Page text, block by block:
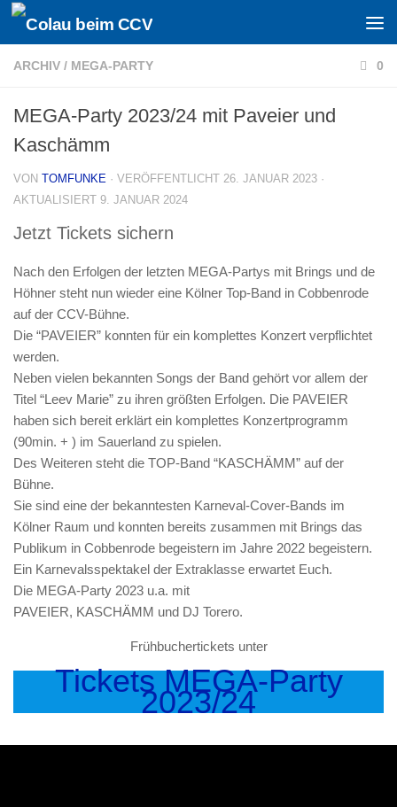
Zum Inhalt springen
ARCHIV / MEGA-PARTY 0
MEGA-Party 2023/24 mit Paveier und
Kaschämm
VON TOMFUNKE · VERÖFFENTLICHT 26. JANUAR 2023 ·
AKTUALISIERT 9. JANUAR 2024
Jetzt Tickets sichern
Nach den Erfolgen der letzten MEGA-Partys mit Brings und de
Höhner steht nun wieder eine Kölner Top-Band in Cobbenrode
auf der CCV-Bühne.
Die “PAVEIER” konnten für ein komplettes Konzert verpflichtet
werden.
Neben vielen bekannten Songs der Band gehört vor allem der
Titel “Leev Marie” zu ihren größten Erfolgen. Die PAVEIER
haben sich bereit erklärt ein komplettes Konzertprogramm
(90min. + ) im Sauerland zu spielen.
Des Weiteren steht die TOP-Band “KASCHÄMM” auf der
Bühne.
Sie sind eine der bekanntesten Karneval-Cover-Bands im
Kölner Raum und konnten bereits zusammen mit Brings das
Publikum in Cobbenrode begeistern im Jahre 2022 begeistern.
Ein Karnevalsspektakel der Extraklasse erwartet Euch.
Die MEGA-Party 2023 u.a. mit
PAVEIER, KASCHÄMM und DJ Torero.
Frühbuchertickets unter
Tickets MEGA-Party
2023/24